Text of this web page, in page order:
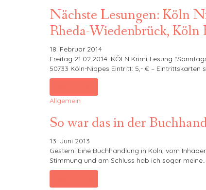
Nächste Lesungen: Köln
Rheda-Wiedenbrück,
18. Februar 2014
Freitag 21.02.2014: KÖLN Krimi-Lesung
50733 Köln-Nippes Eintritt: 5,- € –
Allgemein
So war das in der
13. Juni 2013
Gestern: Eine Buchhandlung in Köln, vom
Stimmung und am Schluss hab ich sogar meine…